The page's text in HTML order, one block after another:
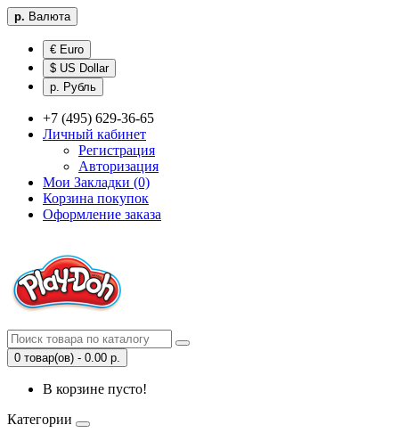
р. Валюта
€ Euro
$ US Dollar
р. Рубль
+7 (495) 629-36-65
Личный кабинет
Регистрация
Авторизация
Мои Закладки (0)
Корзина покупок
Оформление заказа
0 товар(ов) - 0.00 р.
В корзине пусто!
Категории